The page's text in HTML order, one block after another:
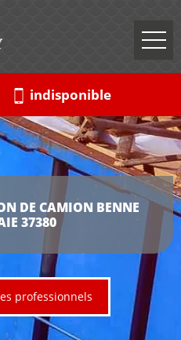
indisponible
DE CAMION BENNE
37380
professionnels